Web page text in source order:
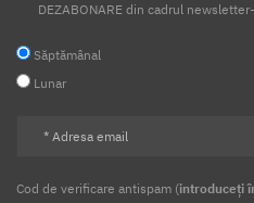
DEZABONARE din cadrul
Săptămânal
Lunar
Cod de verificare antispam (introduceți